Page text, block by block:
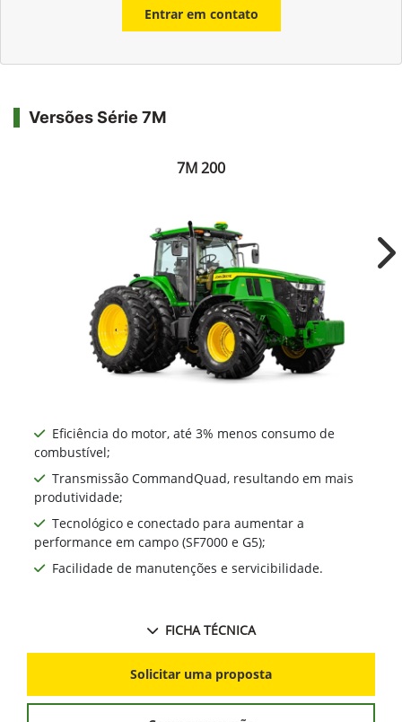
Entrar em contato
Versões Série 7M
7M 200
Eficiência do motor, até 3% menos consumo de
combustível;
Transmissão CommandQuad, resultando em mais
produtividade;
Tecnológico e conectado para aumentar a
performance em campo (SF7000 e G5);
Facilidade de manutenções e servicibilidade.
FICHA TÉCNICA
Solicitar uma proposta